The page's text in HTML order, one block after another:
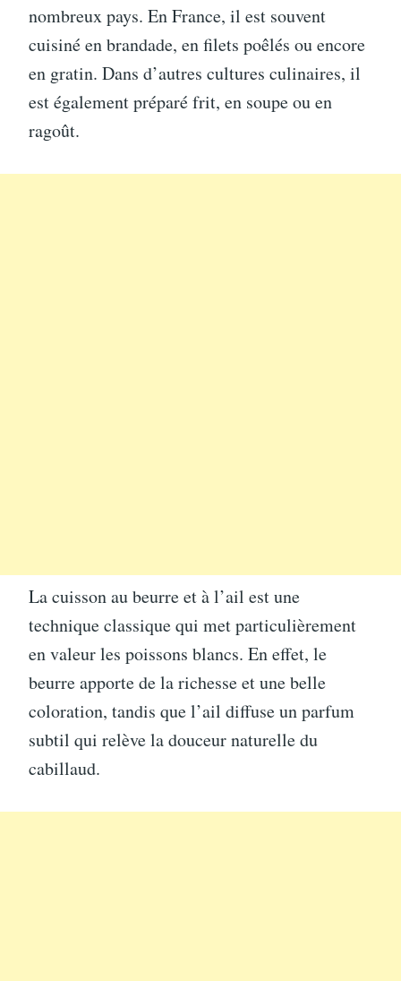
nombreux pays. En France, il est souvent
cuisiné en brandade, en filets poêlés ou encore
en gratin. Dans d’autres cultures culinaires, il
est également préparé frit, en soupe ou en
ragoût.
La cuisson au beurre et à l’ail est une
technique classique qui met particulièrement
en valeur les poissons blancs. En effet, le
beurre apporte de la richesse et une belle
coloration, tandis que l’ail diffuse un parfum
subtil qui relève la douceur naturelle du
cabillaud.